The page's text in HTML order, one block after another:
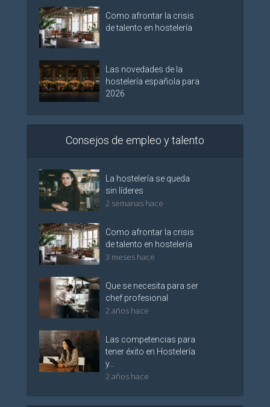
Como afrontar la crisis
de talento en hostelería
Las novedades de la
hostelería española para
2026
Consejos de empleo y talento
La hostelería se queda
sin líderes
2 semanas hace
Como afrontar la crisis
de talento en hostelería
3 meses hace
Que se necesita para ser
chef profesional
2 años hace
Las competencias para
tener éxito en Hostelería
y...
2 años hace